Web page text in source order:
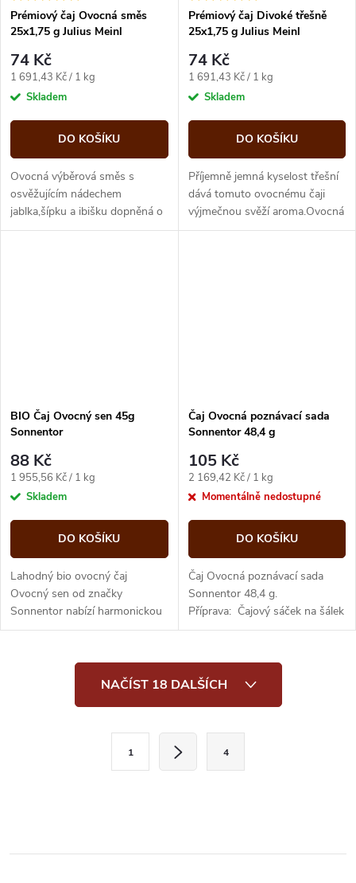
Prémiový čaj Ovocná směs
25x1,75 g Julius Meinl
74 Kč
Měrná
cena:
1 691,43 Kč / 1 kg
Skladem
DO KOŠÍKU
Ovocná výběrová směs s
osvěžujícím nádechem
jablka,šípku a ibišku dopněná o
pomeranč,skořici a
Prémiový čaj Divoké třešně
25x1,75 g Julius Meinl
74 Kč
Měrná
cena:
1 691,43 Kč / 1 kg
Skladem
DO KOŠÍKU
Příjemně jemná kyselost třešní
dává tomuto ovocnému čaji
výjmečnou svěží aroma.Ovocná
kombinace vytváří v šálku
BIO Čaj Ovocný sen 45g
Sonnentor
88 Kč
Měrná
cena:
1 955,56 Kč / 1 kg
Skladem
DO KOŠÍKU
Lahodný bio ovocný čaj
Ovocný sen od značky
Sonnentor nabízí harmonickou
kombinaci ovoce s jemným
ovocnou chuť,...
Čaj Ovocná poznávací sada
Sonnentor 48,4 g
105 Kč
Měrná
cena:
2 169,42 Kč / 1 kg
Momentálně nedostupné
DO KOŠÍKU
Čaj Ovocná poznávací sada
Sonnentor 48,4 g.
Příprava: Čajový sáček na šálek
(cca 250 ml) přelejte vroucí
NAČÍST 18 DALŠÍCH
k
1 4